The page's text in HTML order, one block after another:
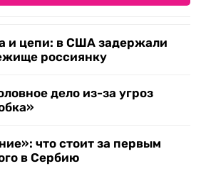
и цепи: в США задержали
россиянку
дело из-за угроз
что стоит за первым
в Сербию